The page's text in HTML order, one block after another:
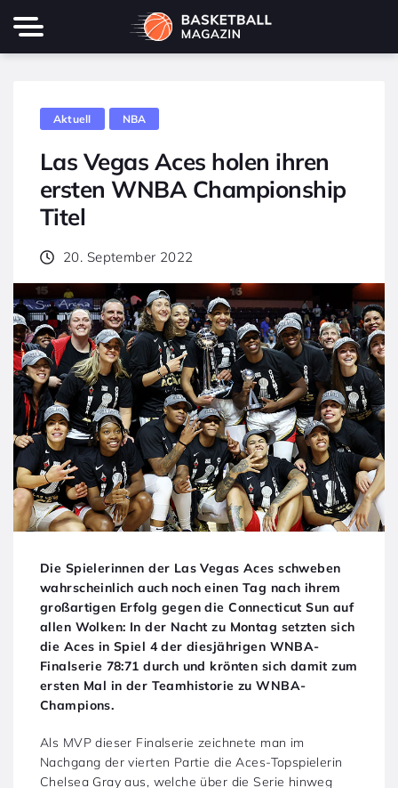
Aktuell NBA
Las Vegas Aces holen ihren
ersten WNBA Championship
Titel
20. September 2022
Die Spielerinnen der Las Vegas Aces schweben
wahrscheinlich auch noch einen Tag nach ihrem
großartigen Erfolg gegen die Connecticut Sun auf
allen Wolken: In der Nacht zu Montag setzten sich
die Aces in Spiel 4 der diesjährigen WNBA-
Finalserie 78:71 durch und krönten sich damit zum
ersten Mal in der Teamhistorie zu WNBA-
Champions.
Als MVP dieser Finalserie zeichnete man im
Nachgang der vierten Partie die Aces-Topspielerin
Chelsea Gray aus, welche über die Serie hinweg